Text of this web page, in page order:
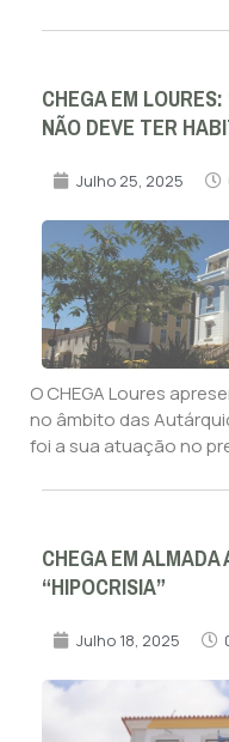
CHEGA EM
NÃO DEVE TER
Julho 25, 2025
O CHEGA Loures
no âmbito das
foi a sua atuação no
CHEGA EM
“HIPOCRISIA”
Julho 18, 2025